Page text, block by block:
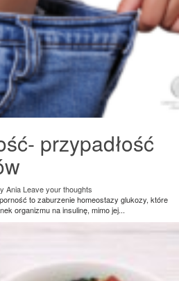
przypadłość
Ania Leave your thoughts
to zaburzenie homeostazy glukozy, które
organizmu na insulinę, mimo jej...